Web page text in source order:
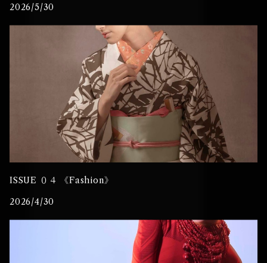
2026/5/30
ISSUE ０４ 《Fashion》
2026/4/30